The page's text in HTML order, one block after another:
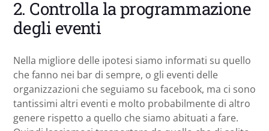
2. Controlla la programmazione
degli eventi
Nella migliore delle ipotesi siamo informati su quello
che fanno nei bar di sempre, o gli eventi delle
organizzazioni che seguiamo su facebook, ma ci sono
tantissimi altri eventi e molto probabilmente di altro
genere rispetto a quello che siamo abituati a fare.